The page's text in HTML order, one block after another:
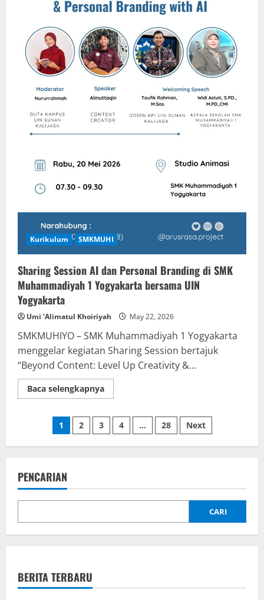
Juara
2026
Kurikulum SMKMUHI
Sharing Session AI dan Personal Branding di SMK
Muhammadiyah 1 Yogyakarta bersama UIN
Yogyakarta
Umi 'Alimatul Khoiriyah May 22, 2026
SMKMUHIYO – SMK Muhammadiyah 1 Yogyakarta
menggelar kegiatan Sharing Session bertajuk
“Beyond Content: Level Up Creativity &...
Baca selengkapnyaRead
more
Session
dan
Personal
1
bersama
Yogyakarta
Posts
pagination
1 2 3 4 … 28 Next
PENCARIAN
CARI
BERITA TERBARU